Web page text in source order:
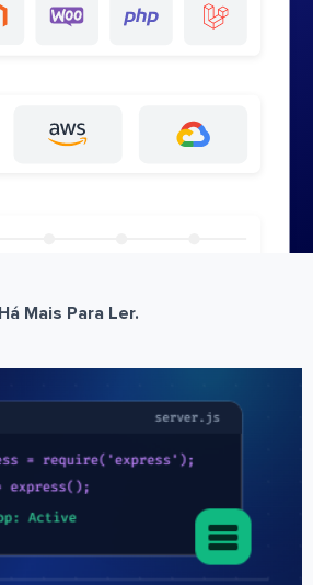
Há Mais Para Ler.